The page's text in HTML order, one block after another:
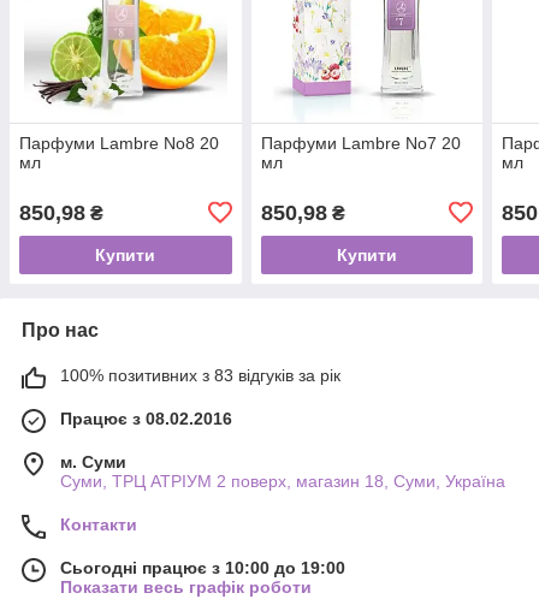
Парфуми Lambre No8 20
мл
850,98 ₴
Купити
Парфуми Lambre No7 20
мл
850,98₴
Купити
мл
Про нас
100% позитивних з 83 відгуків за рік
Працює з 08.02.2016
м. Суми
Суми, ТРЦ АТРІУМ 2 поверх, магазин 18, Суми, Україна
Контакти
Сьогодні працює з 10:00 до 19:00
Показати весь графік роботи